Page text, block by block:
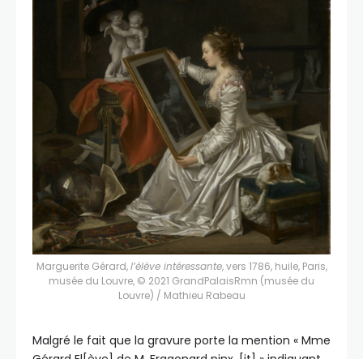
Marguerite Gérard,l’élève intéressante, vers 1786, huile, Paris,
musée du Louvre, © 2021 GrandPalaisRmn (musée du
Louvre) / Mathieu Rabeau
Malgré le fait que la gravure porte la mention « Mme